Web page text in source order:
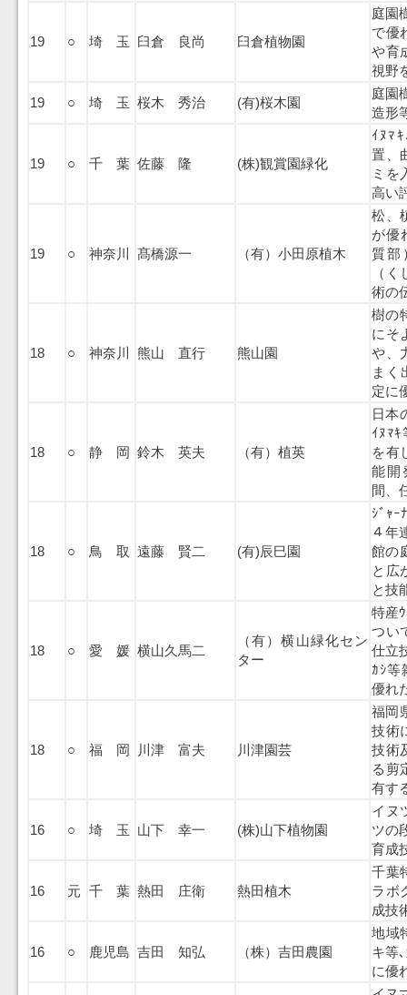
19 ○ 埼 玉 臼倉 良尚 臼倉植物園
庭園
で優
や育
視野
19 ○ 埼 玉 桜木 秀治 (有)桜木園
庭園
造形
19 ○ 千 葉 佐藤 隆 (株)観賞園緑化
ｲﾇﾏ
置、
ミを
高い
19 ○ 神奈川 髙橋源一 （有）小田原植木
松、
が優
質部
（
術の
18 ○ 神奈川 熊山 直行 熊山園
樹の
にそ
や、
まく
定に
18 ○ 静 岡 鈴木 英夫 （有）植英
日本
ｲﾇﾏｷ
を有
能開
間、
18 ○ 鳥 取 遠藤 賢二 (有)辰巳園
ｼﾞｬｰ
４年
館の
と広
と技
18 ○ 愛 媛 横山久馬二
（有）横山緑化セン
ター
特産
つい
仕立
ｶｼ等
優れ
18 ○ 福 岡 川津 富夫 川津園芸
福岡
技術
技術
る剪
有す
16 ○ 埼 玉 山下 幸一 (株)山下植物園
イヌ
ツの
育成
16 元 千 葉 熱田 庄衛 熱田植木
千葉
ラボ
成技
16 ○ 鹿児島 吉田 知弘 （株）吉田農園
地域
キ等
に優